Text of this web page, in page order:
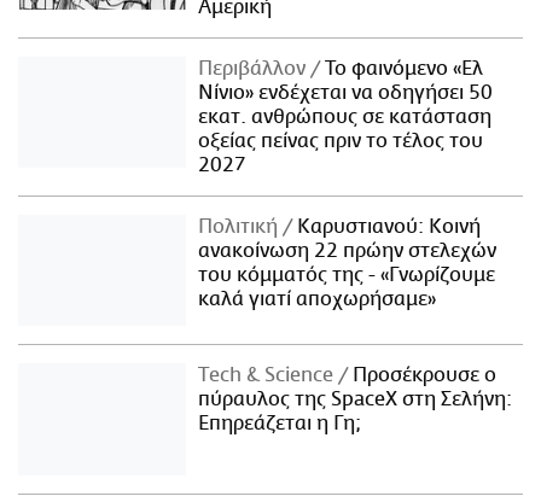
Αμερική
Περιβάλλον
Το φαινόμενο «Ελ
Νίνιο» ενδέχεται να οδηγήσει 50
εκατ. ανθρώπους σε κατάσταση
οξείας πείνας πριν το τέλος του
2027
Πολιτική
Καρυστιανού: Κοινή
ανακοίνωση 22 πρώην στελεχών
του κόμματός της - «Γνωρίζουμε
καλά γιατί αποχωρήσαμε»
Τech & Science
Προσέκρουσε ο
πύραυλος της SpaceX στη Σελήνη:
Επηρεάζεται η Γη;